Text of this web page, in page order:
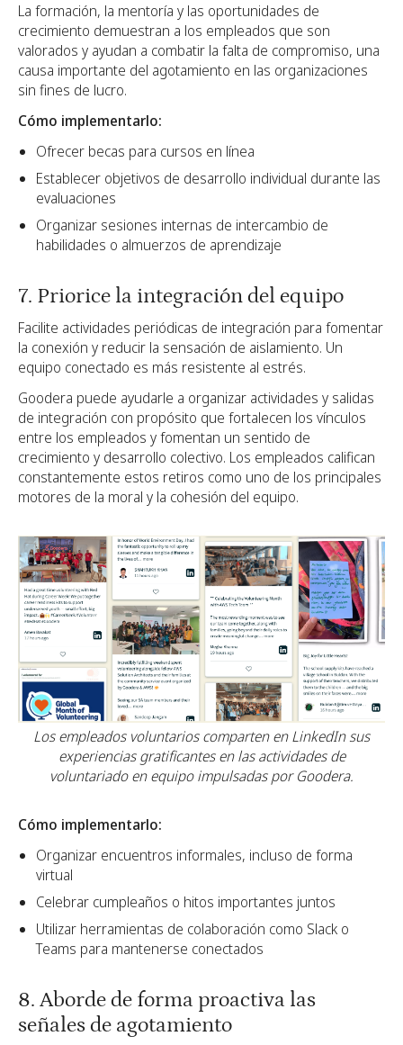
La formación, la mentoría y las oportunidades de
crecimiento demuestran a los empleados que son
valorados y ayudan a combatir la falta de compromiso, una
causa importante del agotamiento en las organizaciones
sin fines de lucro.
Cómo implementarlo:
Ofrecer becas para cursos en línea
Establecer objetivos de desarrollo individual durante las
evaluaciones
Organizar sesiones internas de intercambio de
habilidades o almuerzos de aprendizaje
7. Priorice la integración del equipo
Facilite actividades periódicas de integración para fomentar
la conexión y reducir la sensación de aislamiento. Un
equipo conectado es más resistente al estrés.
Goodera puede ayudarle a organizar actividades y salidas
de integración con propósito que fortalecen los vínculos
entre los empleados y fomentan un sentido de
crecimiento y desarrollo colectivo. Los empleados califican
constantemente estos retiros como uno de los principales
motores de la moral y la cohesión del equipo.
Los empleados voluntarios comparten en LinkedIn sus
experiencias gratificantes en las actividades de
voluntariado en equipo impulsadas por Goodera.
Cómo implementarlo:
Organizar encuentros informales, incluso de forma
virtual
Celebrar cumpleaños o hitos importantes juntos
Utilizar herramientas de colaboración como Slack o
Teams para mantenerse conectados
8. Aborde de forma proactiva las
señales de agotamiento